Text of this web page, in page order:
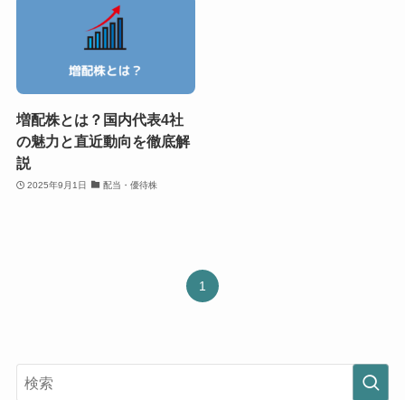
増配株とは？国内代表4社
の魅力と直近動向を徹底解
説
2025年9月1日 配当・優待株
1